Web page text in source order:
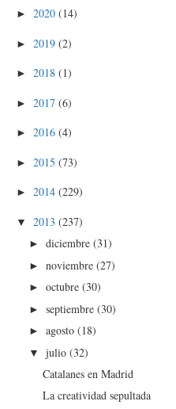
► 2020 (14)
► 2019 (2)
► 2018 (1)
► 2017 (6)
► 2016 (4)
► 2015 (73)
► 2014 (229)
▼ 2013 (237)
►diciembre(31)
►noviembre(27)
►octubre(30)
►septiembre(30)
►agosto(18)
▼julio(32)
Catalanes en Madrid
La creatividad sepultada